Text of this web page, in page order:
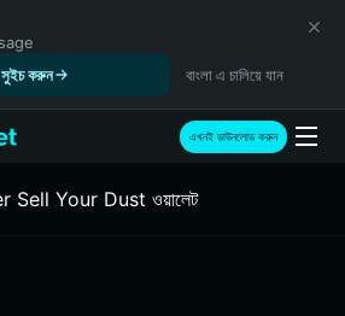
করুন
বাংলা এ চালিয়ে যান
এখনই ডাউনলোড করুন
Sell Your Dust ওয়ালেট